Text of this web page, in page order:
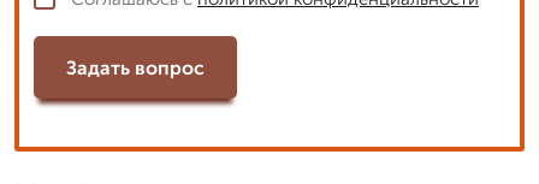
Задать вопрос